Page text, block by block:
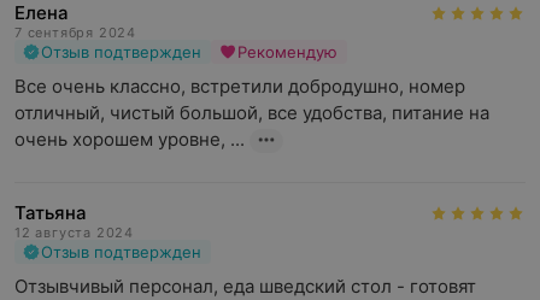
Елена
7 сентября 2024
Отзыв подтвержден Рекомендую
Все очень классно, встретили добродушно, номер
отличный, чистый большой, все удобства, питание на
очень хорошем уровне, ...
Татьяна
12 августа 2024
Отзыв подтвержден
Отзывчивый персонал, еда шведский стол - готовят